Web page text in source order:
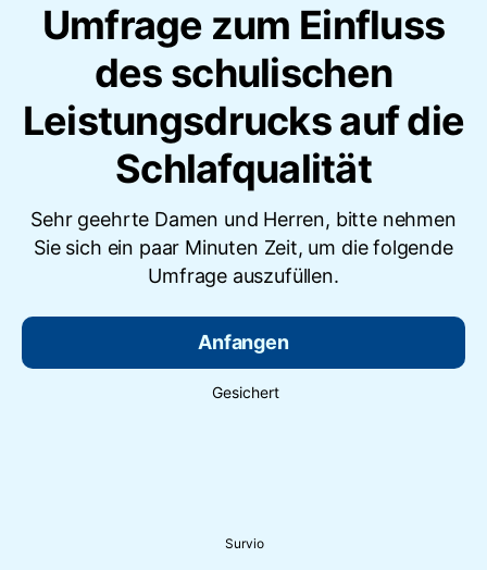
Umfrage zum Einfluss
des schulischen
Leistungsdrucks auf die
Schlafqualität
Sehr geehrte Damen und Herren, bitte nehmen
Sie sich ein paar Minuten Zeit, um die folgende
Umfrage auszufüllen.
Anfangen
Gesichert
Survio